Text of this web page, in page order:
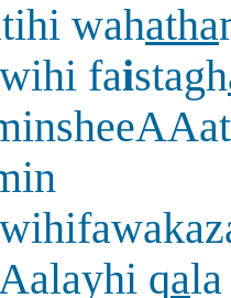
wahatha
faistagh
qala